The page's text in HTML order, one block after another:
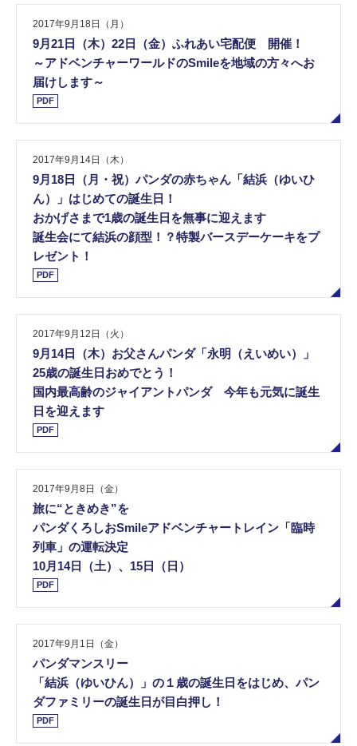
2017年9月18日（月）
9月21日（木）22日（金）ふれあい宅配便 開催！
～アドベンチャーワールドのSmileを地域の方々へお
届けします～
PDF
2017年9月14日（木）
9月18日（月・祝）パンダの赤ちゃん「結浜（ゆいひ
ん）」はじめての誕生日！
おかげさまで1歳の誕生日を無事に迎えます
誕生会にて結浜の顔型！？特製バースデーケーキをプ
レゼント！
PDF
2017年9月12日（火）
9月14日（木）お父さんパンダ「永明（えいめい）」
25歳の誕生日おめでとう！
国内最高齢のジャイアントパンダ 今年も元気に誕生
日を迎えます
PDF
2017年9月8日（金）
旅に“ときめき”を
パンダくろしおSmileアドベンチャートレイン「臨時
列車」の運転決定
10月14日（土）、15日（日）
PDF
2017年9月1日（金）
パンダマンスリー
「結浜（ゆいひん）」の１歳の誕生日をはじめ、パン
ダファミリーの誕生日が目白押し！
PDF